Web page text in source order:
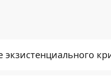
экзистенциального